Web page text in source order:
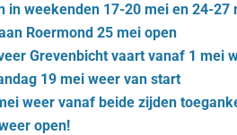
in weekenden 17-20 mei en 24-27
Roermond 25 mei open
Grevenbicht vaart vanaf 1 mei
19 mei weer van start
weer vanaf beide zijden
open!